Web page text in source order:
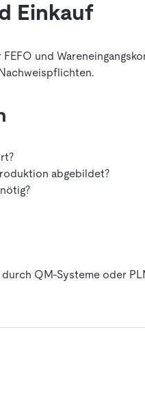
Einkauf
und
abgebildet?
QM-Systeme oder